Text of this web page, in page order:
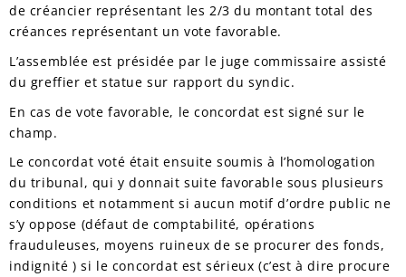
de créancier représentant les 2/3 du montant total des
créances représentant un vote favorable.
L’assemblée est présidée par le juge commissaire assisté
du greffier et statue sur rapport du syndic.
En cas de vote favorable, le concordat est signé sur le
champ.
Le concordat voté était ensuite soumis à l’homologation
du tribunal, qui y donnait suite favorable sous plusieurs
conditions et notamment si aucun motif d’ordre public ne
s’y oppose (défaut de comptabilité, opérations
frauduleuses, moyens ruineux de se procurer des fonds,
indignité ) si le concordat est sérieux (c’est à dire procure